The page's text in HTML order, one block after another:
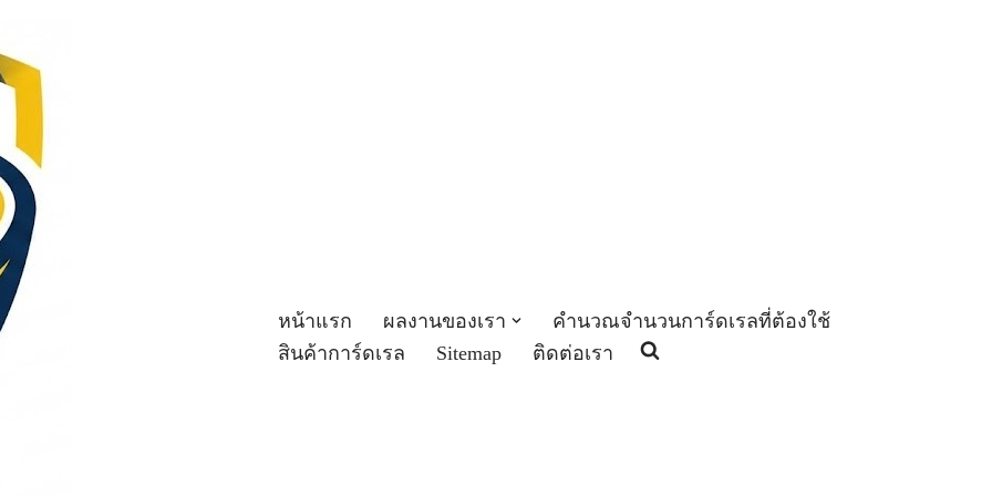
หน้าแรก ผลงานของเรา
คำนวณจำนวนการ์ดเรลที่ต้องใช้
สินค้าการ์ดเรล
Sitemap ติดต่อเรา